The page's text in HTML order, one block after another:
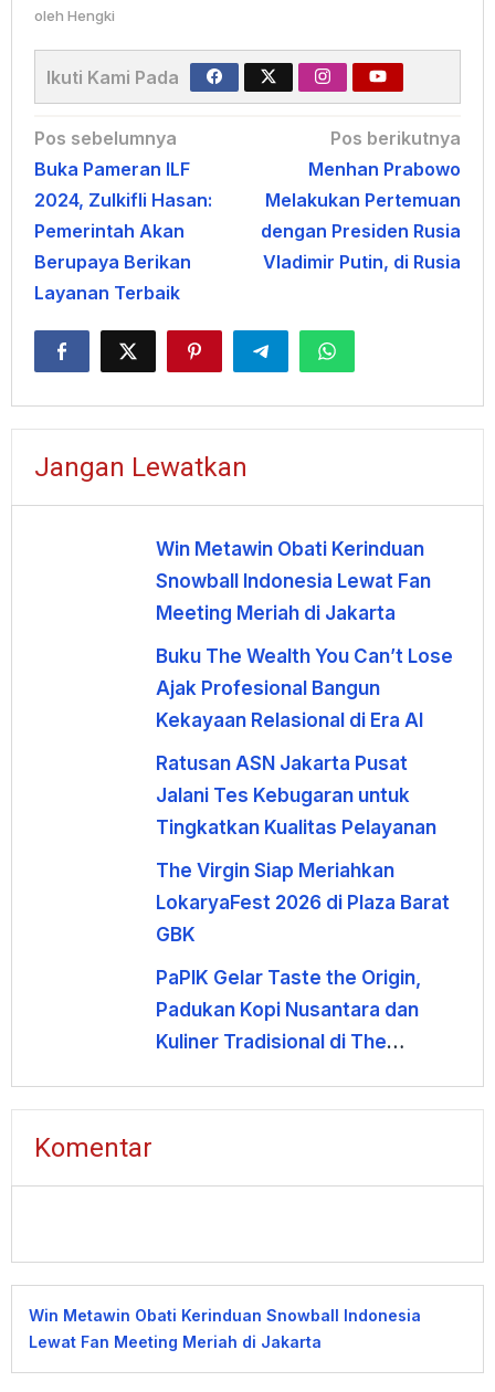
oleh Hengki
Ikuti Kami Pada
Navigasi
pos
Pos sebelumnya
Buka Pameran ILF
2024, Zulkifli Hasan:
Pemerintah Akan
Berupaya Berikan
Layanan Terbaik
Pos berikutnya
Menhan Prabowo
Melakukan Pertemuan
dengan Presiden Rusia
Vladimir Putin, di Rusia
Jangan Lewatkan
Win Metawin Obati Kerinduan
Snowball Indonesia Lewat Fan
Meeting Meriah di Jakarta
Buku The Wealth You Can’t Lose
Ajak Profesional Bangun
Kekayaan Relasional di Era AI
Ratusan ASN Jakarta Pusat
Jalani Tes Kebugaran untuk
Tingkatkan Kualitas Pelayanan
The Virgin Siap Meriahkan
LokaryaFest 2026 di Plaza Barat
GBK
PaPIK Gelar Taste the Origin,
Padukan Kopi Nusantara dan
Kuliner Tradisional di The
Komentar
Win Metawin Obati Kerinduan Snowball Indonesia
Lewat Fan Meeting Meriah di Jakarta